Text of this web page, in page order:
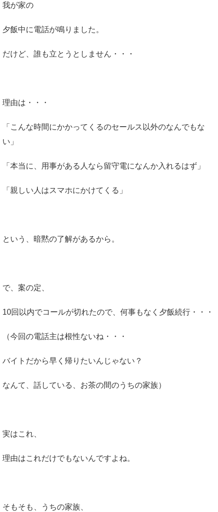
我が家の
夕飯中に電話が鳴りました。
だけど、誰も立とうとしません・・・
理由は・・・
「こんな時間にかかってくるのセールス以外のなんでもな
い」
「本当に、用事がある人なら留守電になんか入れるはず」
「親しい人はスマホにかけてくる」
という、暗黙の了解があるから。
で、案の定、
10回以内でコールが切れたので、何事もなく夕飯続行・・・
（今回の電話主は根性ないね・・・
バイトだから早く帰りたいんじゃない？
なんて、話している、お茶の間のうちの家族）
実はこれ、
理由はこれだけでもないんですよね。
そもそも、うちの家族、